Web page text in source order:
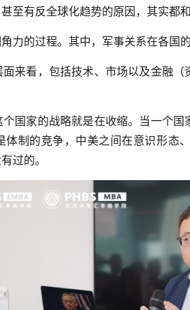
至有反全球化趋势的原因，其实都
力的过程。其中，军事关系在各国
来看，包括技术、市场以及金融
国家的战略就是在收缩。当一个
体制的竞争，中美之间在意识形态
过的。